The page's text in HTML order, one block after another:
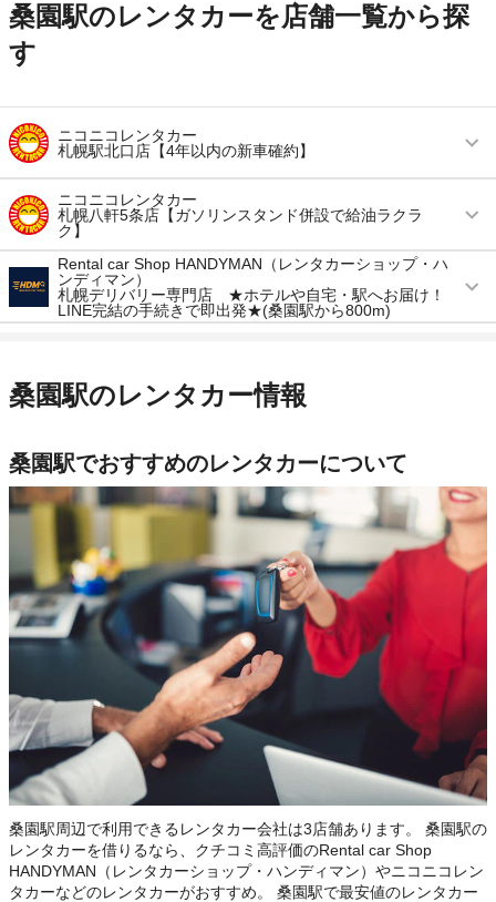
桑園駅のレンタカーを店舗一覧から探
す
ニコニコレンタカー
札幌駅北口店【4年以内の新車確約】
営業時間 毎日 08:00 ～ 19:00
アクセス
北海道札幌市北区北七条西4-3宮澤ビル9F
店舗詳細 店舗詳細ページはこちら
ニコニコレンタカー
札幌八軒5条店【ガソリンスタンド併設で給油ラクラ
ク】
営業時間 毎日 08:00 ～ 20:00
アクセス 八軒駅より徒歩で約5分（送迎なし）
店舗詳細 店舗詳細ページはこちら
Rental car Shop HANDYMAN（レンタカーショップ・ハ
ンディマン）
札幌デリバリー専門店 ★ホテルや自宅・駅へお届け！
LINE完結の手続きで即出発★(桑園駅から800m)
アクセス 札幌駅より徒歩で約0分（送迎なし）
店舗詳細 店舗詳細ページはこちら
この店舗でレンタカーを探す
桑園駅のレンタカー情報
桑園駅でおすすめのレンタカーについて
桑園駅周辺で利用できるレンタカー会社は3店舗あります。 桑園駅の
レンタカーを借りるなら、クチコミ高評価のRental car Shop
HANDYMAN（レンタカーショップ・ハンディマン）やニコニコレン
タカーなどのレンタカーがおすすめ。 桑園駅で最安値のレンタカー